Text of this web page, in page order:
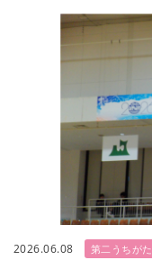
2026.06.08 第二うちがた